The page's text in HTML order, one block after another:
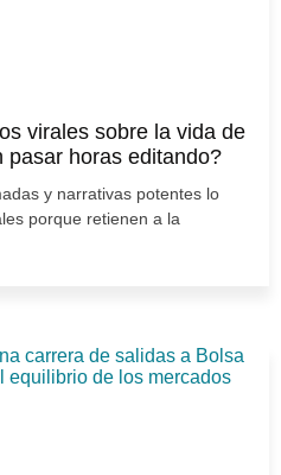
virales sobre la vida de
pasar horas editando?
y narrativas potentes lo
porque retienen a la